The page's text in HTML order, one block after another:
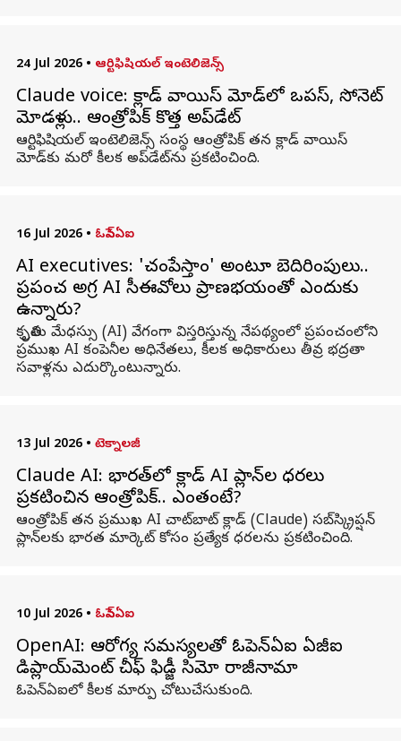
24 Jul 2026 • ఆర్టిఫిషియల్ ఇంటెలిజెన్స్
Claude voice: క్లాడ్ వాయిస్ మోడ్‌లో ఒపస్, సోనెట్
మోడళ్లు.. ఆంత్రోపిక్ కొత్త అప్‌డేట్
ఆర్టిఫిషియల్ ఇంటెలిజెన్స్ సంస్థ ఆంత్రోపిక్ తన క్లాడ్ వాయిస్
మోడ్‌కు మరో కీలక అప్‌డేట్‌ను ప్రకటించింది.
16 Jul 2026 • ఓపెన్ఏఐ
AI executives: 'చంపేస్తాం' అంటూ బెదిరింపులు..
ప్రపంచ అగ్ర AI సీఈవోలు ప్రాణభయంతో ఎందుకు
ఉన్నారు?
కృత్రిమ మేధస్సు (AI) వేగంగా విస్తరిస్తున్న నేపథ్యంలో ప్రపంచంలోని
ప్రముఖ AI కంపెనీల అధినేతలు, కీలక అధికారులు తీవ్ర భద్రతా
సవాళ్లను ఎదుర్కొంటున్నారు.
13 Jul 2026 • టెక్నాలజీ
Claude AI: భారత్‌లో క్లాడ్ AI ప్లాన్‌ల ధరలు
ప్రకటించిన ఆంత్రోపిక్.. ఎంతంటే?
ఆంత్రోపిక్ తన ప్రముఖ AI చాట్‌బాట్ క్లాడ్ (Claude) సబ్‌స్క్రిప్షన్
ప్లాన్‌లకు భారత మార్కెట్ కోసం ప్రత్యేక ధరలను ప్రకటించింది.
10 Jul 2026 • ఓపెన్ఏఐ
OpenAI: ఆరోగ్య సమస్యలతో ఓపెన్‌ఏఐ ఏజీఐ
డిప్లాయ్‌మెంట్‌ చీఫ్ ఫిడ్జీ సిమో రాజీనామా
ఓపెన్‌ఏఐలో కీలక మార్పు చోటుచేసుకుంది.